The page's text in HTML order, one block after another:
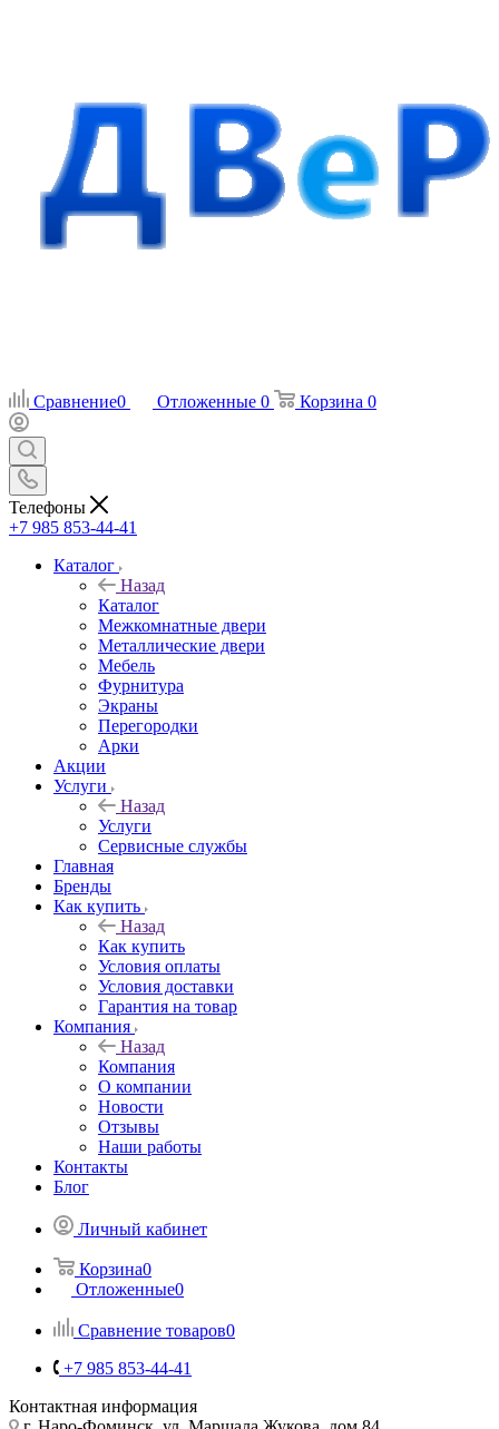
Сравнение0 Отложенные 0 Корзина 0
Телефоны
+7 985 853-44-41
Каталог
Назад
Каталог
Межкомнатные двери
Металлические двери
Мебель
Фурнитура
Экраны
Перегородки
Арки
Акции
Услуги
Назад
Услуги
Сервисные службы
Главная
Бренды
Как купить
Назад
Как купить
Условия оплаты
Условия доставки
Гарантия на товар
Компания
Назад
Компания
О компании
Новости
Отзывы
Наши работы
Контакты
Блог
Личный кабинет
Корзина0
Отложенные0
Сравнение товаров0
+7 985 853-44-41
Контактная информация